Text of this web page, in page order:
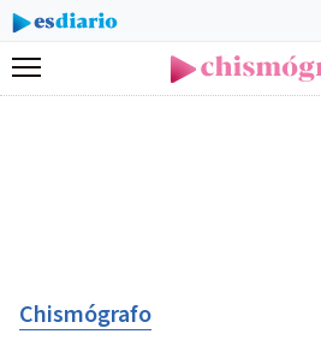
Menú
Chismógrafo